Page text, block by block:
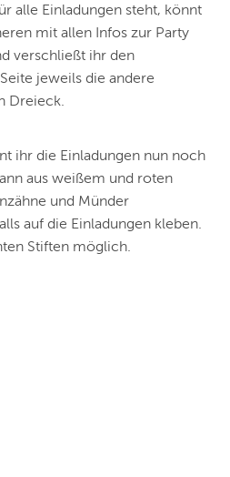
alle Einladungen steht, könnt
mit allen Infos zur Party
verschließt ihr den
jeweils die andere
Dreieck.
ihr die Einladungen nun noch
aus weißem und roten
und Münder
auf die Einladungen kleben.
Stiften möglich.